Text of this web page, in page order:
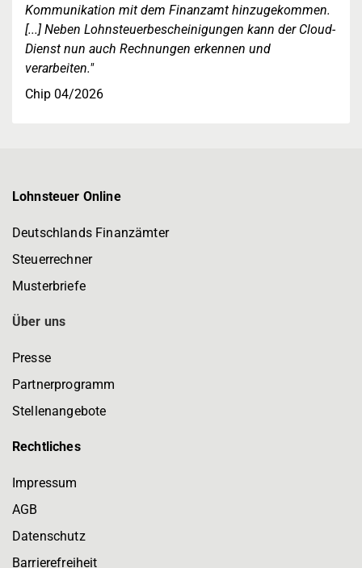
Kommunikation mit dem Finanzamt hinzugekommen.
[...] Neben Lohnsteuerbescheinigungen kann der Cloud-
Dienst nun auch Rechnungen erkennen und
verarbeiten."
Chip 04/2026
Lohnsteuer Online
Deutschlands Finanzämter
Steuerrechner
Musterbriefe
Über uns
Presse
Partnerprogramm
Stellenangebote
Rechtliches
Impressum
AGB
Datenschutz
Barrierefreiheit